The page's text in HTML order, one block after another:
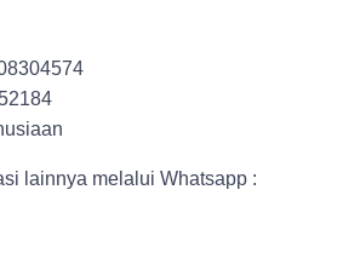
lainnya melalui Whatsapp :